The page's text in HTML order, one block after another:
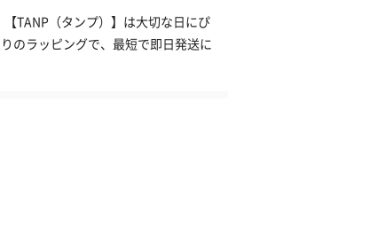
TANP（タンプ）】は大切な日にぴ
のラッピングで、最短で即日発送に